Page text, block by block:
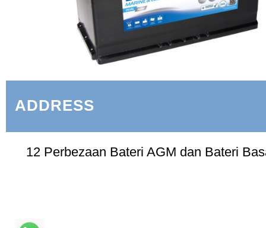
ADDRESS
12 Perbezaan Bateri AGM dan Bateri